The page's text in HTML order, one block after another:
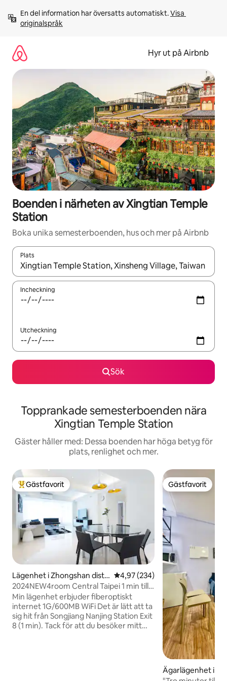
innehåll
En del information har översatts automatiskt. Visa
originalspråk
Hyr ut på Airbnb
Boenden i närheten av Xingtian Temple
Station
Boka unika semesterboenden, hus och mer på Airbnb
Plats
När resultaten är tillgängliga kan du navigera med upp- och
Incheckning
Utcheckning
Sök
Topprankade semesterboenden nära
Xingtian Temple Station
Gäster håller med: Dessa boenden har höga betyg för
plats, renlighet och mer.
Populär gästfavorit
Gästfavorit
Lägenhet i Zhongshan distri
kt
4,97 av 5 i genomsnittligt
4,97 (234)
2024NEW4room Central Taipei 1 min till
tunnelbanan 松江南京双鉄宅
Min lägenhet erbjuder fiberoptiskt
internet 1G/600MB WiFi Det är lätt att ta
sig hit från Songjiang Nanjing Station Exit
8 (1 min). Tack för att du besöker mitt
Gästfavorit
Gästfavorit
Ägarlägenhet i 仁